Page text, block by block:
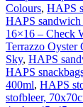
Colours, HAPS
HAPS
16×16 – Check
Terrazzo Oyster
Sky, HAPS
HAPS
400ml, HAPS
stofbleer,